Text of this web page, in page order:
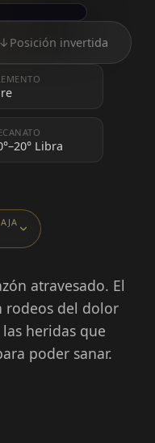
↓ Posición invertida
Libra
atravesado. El
rodeos del dolor
heridas que
poder sanar.